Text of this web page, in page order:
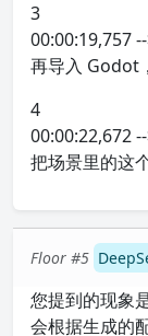
3
00:00:19,757
再导入 Godot
4
00:00:22,672
把场景里的这
Floor #5
您提到的现象
会根据生成的